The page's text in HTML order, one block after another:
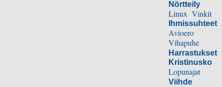
Nörtteily
Linux Vinkit
Ihmissuhteet
Avioero
Vihapuhe
Harrastukset
Kristinusko
Lopunajat
Viihde